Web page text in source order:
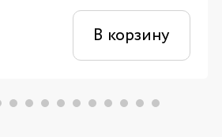
В корзину